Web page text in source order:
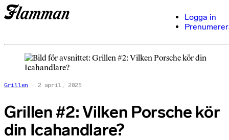
Logga in
Grillen 2 april, 2025
Grillen #2: Vilken Porsche kör
din Icahandlare?